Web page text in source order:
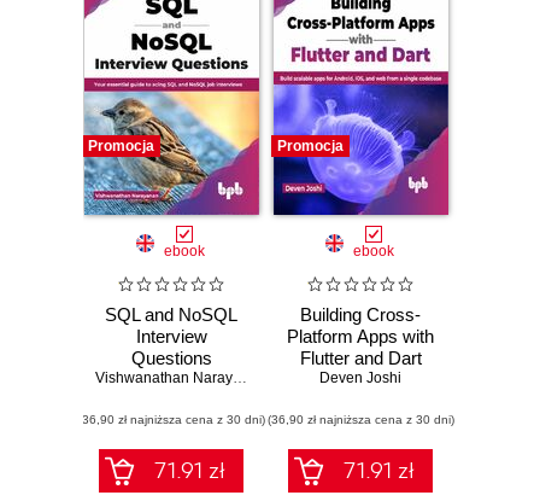
Promocja
ebook
SQL and NoSQL
Interview
Questions
Vishwanathan Narayanan
(36,90 zł najniższa cena z 30 dni)
71.91 zł
Promocja
ebook
Building Cross-
Platform Apps with
Flutter and Dart
Deven Joshi
(36,90 zł najniższa cena z 30 dni)
71.91 zł